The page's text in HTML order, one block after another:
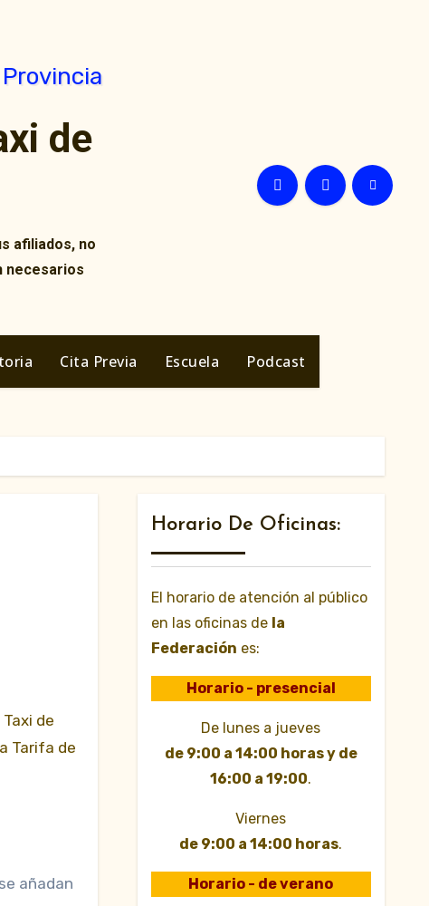
de
afiliados, no
necesarios
Cita Previa Escuela Podcast
Tarifa de
añadan
Horario De Oficinas:
El horario de atención al público
en las oficinas de la
Federación es:
Horario - presencial
De lunes a jueves
de 9:00 a 14:00 horas y de
16:00 a 19:00.
Viernes
de 9:00 a 14:00 horas.
Horario - de verano